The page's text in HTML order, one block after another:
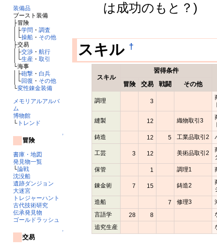
装備品
ブースト装備
├冒険
│├学問 ・ 調査
│└操船・ その他
├交易
│├交渉・ 航行
│└生産・ 取引
└海事
│├砲撃・ 白兵
│└回復 ・ その他
└変性錬金装備
メモリアルアルバ
ム
博物館
└トレンド
↑
冒険
書庫・地図
発見物一覧
└論戦
沈没船
遺跡ダンジョン
大迷宮
トレジャーハント
古代技術研究
伝承発見物
ゴールドラッシュ
↑
交易
は成功のもと？)
スキル †
スキル
習得条件
冒険
交易 戦闘 その他
調理 3
縫製 12 織物取引3
鋳造
12 5 工業品取引2
工芸 3 12 美術品取引2
保管
1 調理1
錬金術 7 15 鋳造2
造船
7 修理3
言語学
28 8
追究生産